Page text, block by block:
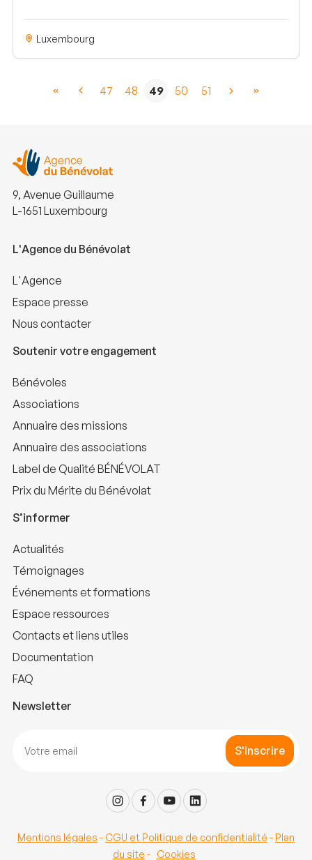
Luxembourg
47 48 49 50 51
9, Avenue Guillaume
L-1651 Luxembourg
L'Agence du Bénévolat
L'Agence
Espace presse
Nous contacter
Soutenir votre engagement
Bénévoles
Associations
Annuaire des missions
Annuaire des associations
Label de Qualité BÉNÉVOLAT
Prix du Mérite du Bénévolat
S’informer
Actualités
Témoignages
Événements et formations
Espace ressources
Contacts et liens utiles
Documentation
FAQ
Newsletter
S'inscrire
Mentions légales - CGU et Politique de confidentialité - Plan
du site - Cookies